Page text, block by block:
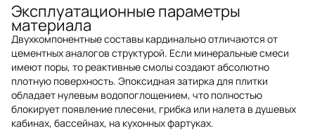
Эксплуатационные параметры
материала
Двухкомпонентные составы кардинально отличаются от
цементных аналогов структурой. Если минеральные смеси
имеют поры, то реактивные смолы создают абсолютно
плотную поверхность. Эпоксидная затирка для плитки
обладает нулевым водопоглощением, что полностью
блокирует появление плесени, грибка или налета в душевых
кабинах, бассейнах, на кухонных фартуках.